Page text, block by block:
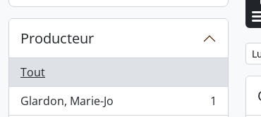
Producteur
Tout
Glardon, Marie-Jo
, 1 résultats
1